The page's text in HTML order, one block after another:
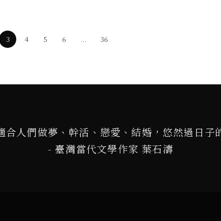
3 4 5 6 ... 36
合人們做夢、幹活、戀愛、結婚，悠然過日子
- 臺灣當代文學作家 葉石濤